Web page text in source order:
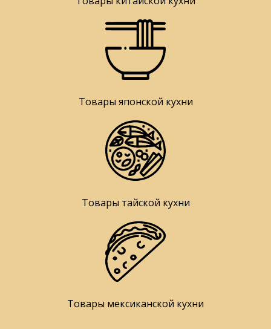
Товары японской кухни
Товары тайской кухни
Товары мексиканской кухни